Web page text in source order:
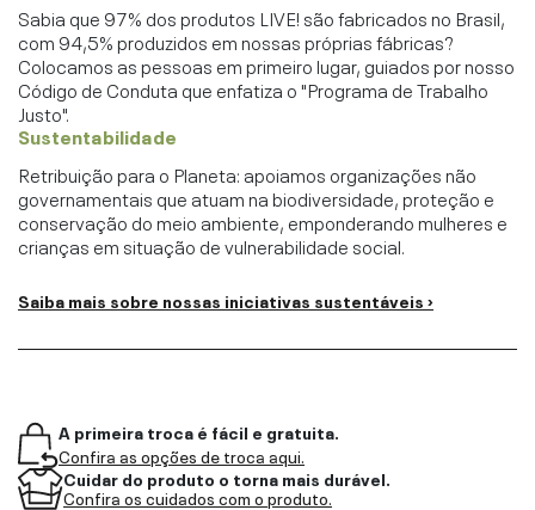
Sabia que 97% dos produtos LIVE! são fabricados no Brasil,
com 94,5% produzidos em nossas próprias fábricas?
Colocamos as pessoas em primeiro lugar, guiados por nosso
Código de Conduta que enfatiza o "Programa de Trabalho
Justo".
Sustentabilidade
Retribuição para o Planeta: apoiamos organizações não
governamentais que atuam na biodiversidade, proteção e
conservação do meio ambiente, emponderando mulheres e
crianças em situação de vulnerabilidade social.
Saiba mais sobre nossas iniciativas sustentáveis ›
A primeira troca é fácil e gratuita.
Confira as opções de troca aqui.
Cuidar do produto o torna mais durável.
Confira os cuidados com o produto.